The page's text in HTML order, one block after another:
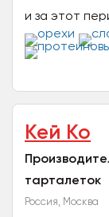
и за этот
надежным
компания
Кей Ко
тарталеток
Россия, Москва